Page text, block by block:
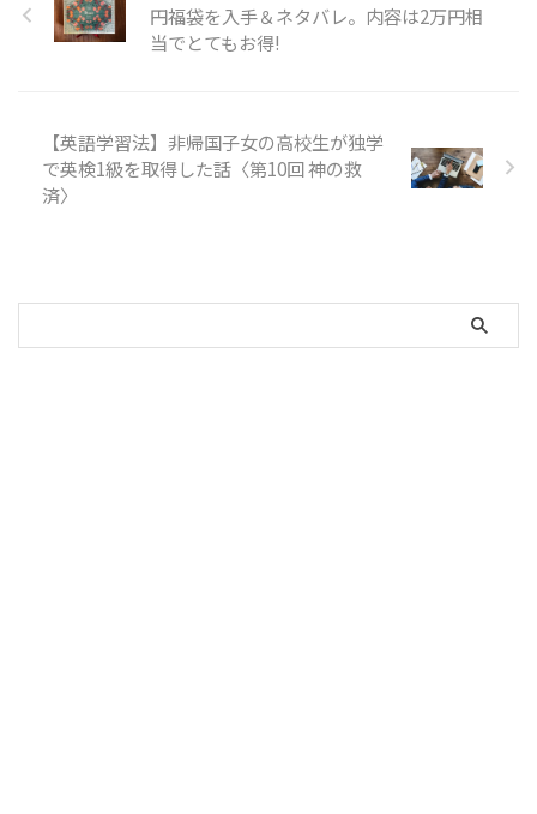
円福袋を入手＆ネタバレ。内容は2万円相
当でとてもお得!
【英語学習法】非帰国子女の高校生が独学
で英検1級を取得した話〈第10回 神の救
済〉